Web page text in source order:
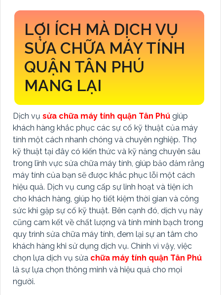
LỢI ÍCH MÀ DỊCH VỤ
SỬA CHỮA MÁY TÍNH
QUẬN TÂN PHÚ
MANG LẠI
Dịch vụ sửa chữa máy tính quận Tân Phú giúp
khách hàng khắc phục các sự cố kỹ thuật của máy
tính một cách nhanh chóng và chuyên nghiệp. Thợ
kỹ thuật tại đây có kiến thức và kỹ năng chuyên sâu
trong lĩnh vực sửa chữa máy tính, giúp bảo đảm rằng
máy tính của bạn sẽ được khắc phục lỗi một cách
hiệu quả. Dịch vụ cung cấp sự linh hoạt và tiện ích
cho khách hàng, giúp họ tiết kiệm thời gian và công
sức khi gặp sự cố kỹ thuật. Bên cạnh đó, dịch vụ này
cũng cam kết về chất lượng và tính minh bạch trong
quy trình sửa chữa máy tính, đem lại sự an tâm cho
khách hàng khi sử dụng dịch vụ. Chính vì vậy, việc
chọn lựa dịch vụ sửa chữa máy tính quận Tân Phú
là sự lựa chọn thông minh và hiệu quả cho mọi
người.